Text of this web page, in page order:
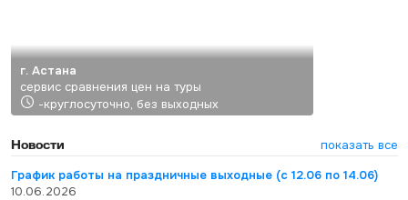
г. Астана
сервис сравнения цен на туры
-круглосуточно, без выходных
Новости
показать все
График работы на праздничные выходные (с 12.06 по 14.06)
10.06.2026